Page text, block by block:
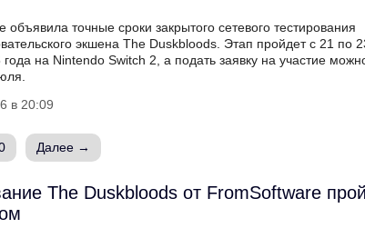
объявила точные сроки закрытого сетевого тестирования
экшена The Duskbloods. Этап пройдет с 21 по
года на Nintendo Switch 2, а подать заявку на участие
в 20:09
Далее →
The Duskbloods от FromSoftware